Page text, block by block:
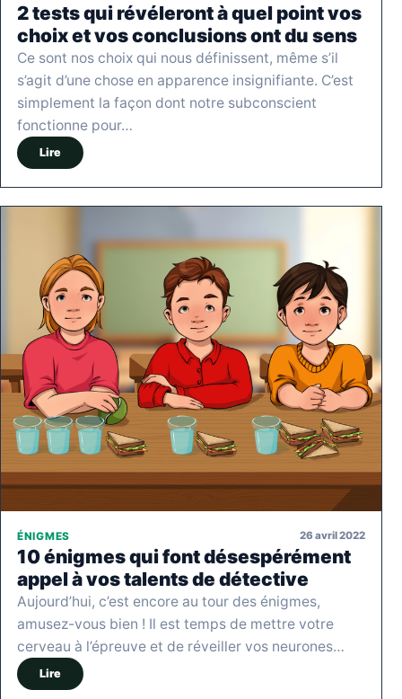
2 tests qui révéleront à quel point vos
choix et vos conclusions ont du sens
Ce sont nos choix qui nous définissent, même s’il
s’agit d’une chose en apparence insignifiante. C’est
simplement la façon dont notre subconscient
fonctionne pour…
Lire
ÉNIGMES 26 avril 2022
10 énigmes qui font désespérément
appel à vos talents de détective
Aujourd’hui, c’est encore au tour des énigmes,
amusez-vous bien ! Il est temps de mettre votre
cerveau à l’épreuve et de réveiller vos neurones…
Lire